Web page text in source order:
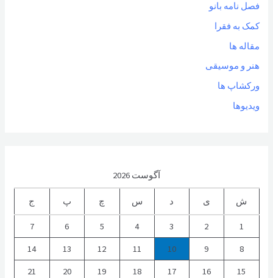
فصل نامه بانو
کمک به فقرا
مقاله ها
هنر و موسیقی
ورکشاپ ها
ویدیوها
آگوست 2026
ش ی د س چ پ ج
1
2
3
4
5
6
7
8
9
10
11
12
13
14
15
16
17
18
19
20
21